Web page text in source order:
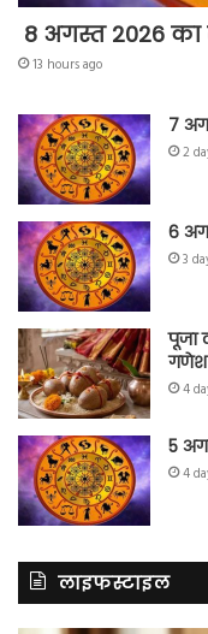
8 अगस्त 2026
13 hours ago
7
2
6
3
पूजा
गणेश
4
5
4
लाइफस्टाइल